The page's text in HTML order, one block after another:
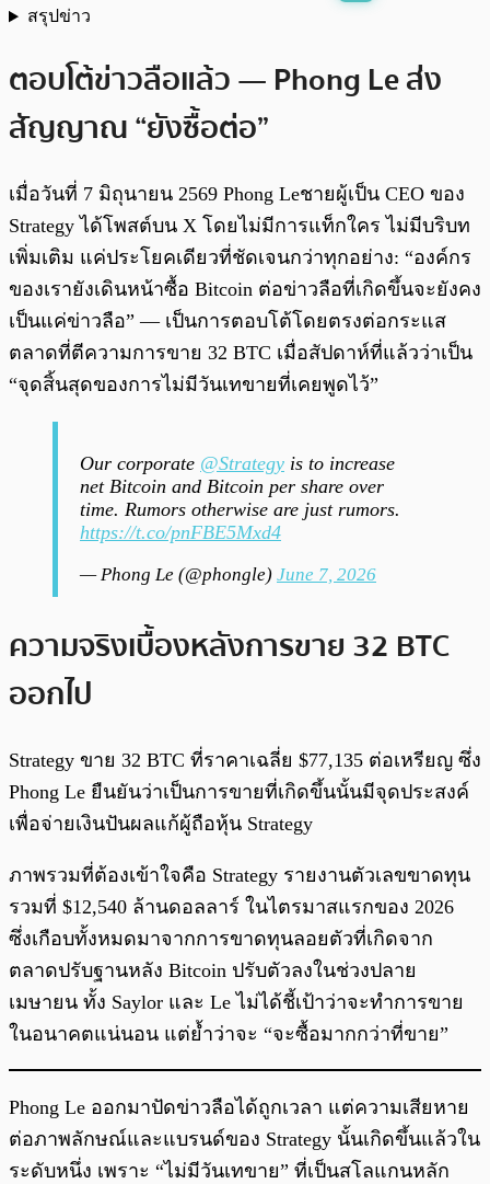
สรุปข่าว
ตอบโต้ข่าวลือแล้ว — Phong Le ส่ง
สัญญาณ “ยังซื้อต่อ”
เมื่อวันที่ 7 มิถุนายน 2569 Phong Leชายผู้เป็น CEO ของ
Strategy ได้โพสต์บน X โดยไม่มีการแท็กใคร ไม่มีบริบท
เพิ่มเติม แค่ประโยคเดียวที่ชัดเจนกว่าทุกอย่าง: “องค์กร
ของเรายังเดินหน้าซื้อ Bitcoin ต่อข่าวลือที่เกิดขึ้นจะยังคง
เป็นแค่ข่าวลือ” — เป็นการตอบโต้โดยตรงต่อกระแส
ตลาดที่ตีความการขาย 32 BTC เมื่อสัปดาห์ที่แล้วว่าเป็น
“จุดสิ้นสุดของการไม่มีวันเทขายที่เคยพูดไว้”
Our corporate @Strategy is to increase
net Bitcoin and Bitcoin per share over
time. Rumors otherwise are just rumors.
https://t.co/pnFBE5Mxd4
— Phong Le (@phongle) June 7, 2026
ความจริงเบื้องหลังการขาย 32 BTC
ออกไป
Strategy ขาย 32 BTC ที่ราคาเฉลี่ย $77,135 ต่อเหรียญ ซึ่ง
Phong Le ยืนยันว่าเป็นการขายที่เกิดขึ้นนั้นมีจุดประสงค์
เพื่อจ่ายเงินปันผลแก้ผู้ถือหุ้น Strategy
ภาพรวมที่ต้องเข้าใจคือ Strategy รายงานตัวเลขขาดทุน
รวมที่ $12,540 ล้านดอลลาร์ ในไตรมาสแรกของ 2026
ซึ่งเกือบทั้งหมดมาจากการขาดทุนลอยตัวที่เกิดจาก
ตลาดปรับฐานหลัง Bitcoin ปรับตัวลงในช่วงปลาย
เมษายน ทั้ง Saylor และ Le ไม่ได้ชี้เป้าว่าจะทำการขาย
ในอนาคตแน่นอน แต่ย้ำว่าจะ “จะซื้อมากกว่าที่ขาย”
Phong Le ออกมาปัดข่าวลือได้ถูกเวลา แต่ความเสียหาย
ต่อภาพลักษณ์และแบรนด์ของ Strategy นั้นเกิดขึ้นแล้วใน
ระดับหนึ่ง เพราะ “ไม่มีวันเทขาย” ที่เป็นสโลแกนหลัก